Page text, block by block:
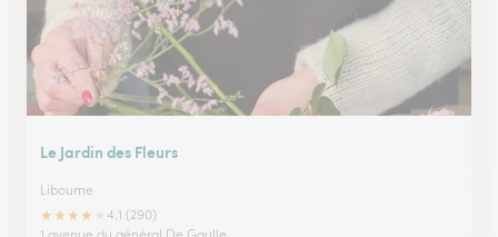
Le Jardin des Fleurs
Libourne
★★★★
4.1 (290)